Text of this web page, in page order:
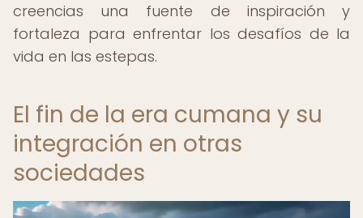
creencias una fuente de inspiración y
fortaleza para enfrentar los desafíos de la
vida en las estepas.
El fin de la era cumana y su
integración en otras
sociedades